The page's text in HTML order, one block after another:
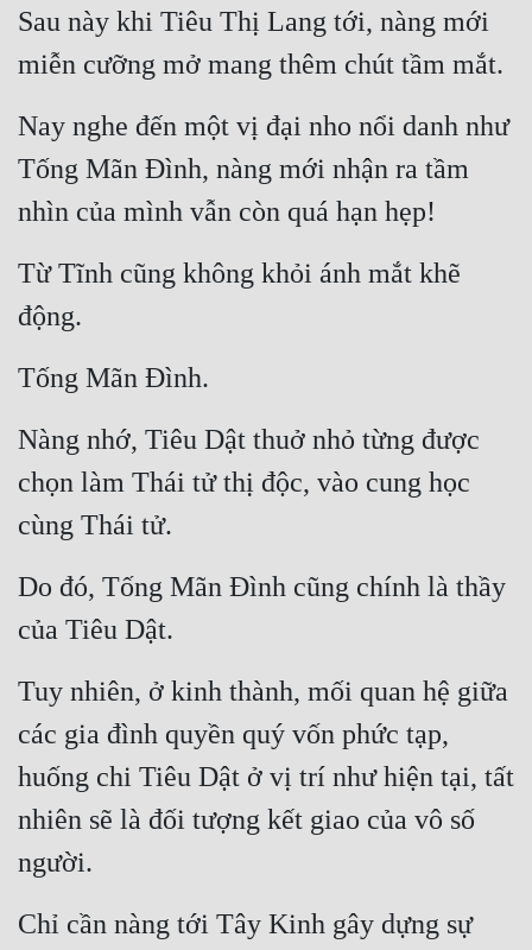
Sau này khi Tiêu Thị Lang tới, nàng mới
miễn cưỡng mở mang thêm chút tầm mắt.
Nay nghe đến một vị đại nho nổi danh như
Tống Mãn Đình, nàng mới nhận ra tầm
nhìn của mình vẫn còn quá hạn hẹp!
Từ Tĩnh cũng không khỏi ánh mắt khẽ
động.
Tống Mãn Đình.
Nàng nhớ, Tiêu Dật thuở nhỏ từng được
chọn làm Thái tử thị độc, vào cung học
cùng Thái tử.
Do đó, Tống Mãn Đình cũng chính là thầy
của Tiêu Dật.
Tuy nhiên, ở kinh thành, mối quan hệ giữa
các gia đình quyền quý vốn phức tạp,
huống chi Tiêu Dật ở vị trí như hiện tại, tất
nhiên sẽ là đối tượng kết giao của vô số
người.
Chỉ cần nàng tới Tây Kinh gây dựng sự